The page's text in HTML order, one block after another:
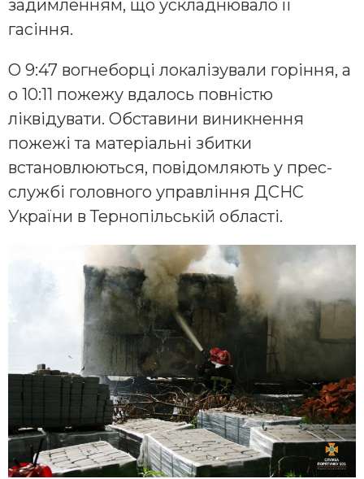
задимленням, що ускладнювало її
гасіння.
О 9:47 вогнеборці локалізували горіння, а
о 10:11 пожежу вдалось повністю
ліквідувати. Обставини виникнення
пожежі та матеріальні збитки
встановлюються, повідомляють у прес-
службі головного управління ДСНС
України в Тернопільській області.